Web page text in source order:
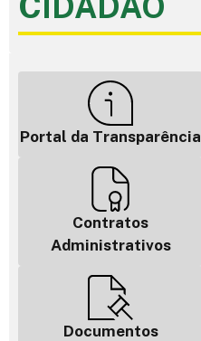
Portal da Transparência
Contratos
Administrativos
Documentos